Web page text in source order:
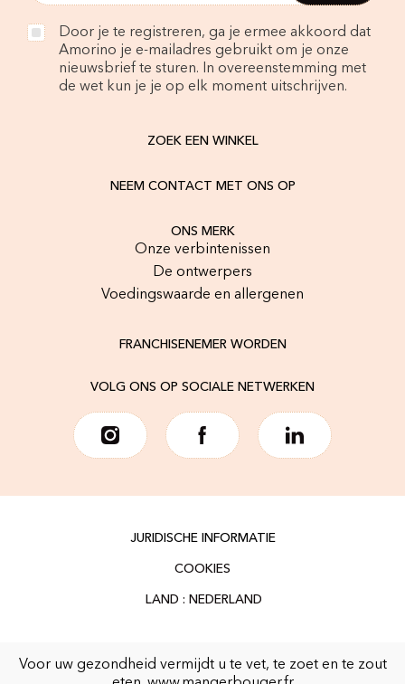
Door je te registreren, ga je ermee akkoord dat
Amorino je e-mailadres gebruikt om je onze
nieuwsbrief te sturen. In overeenstemming met
de wet kun je je op elk moment uitschrijven.
ZOEK EEN WINKEL
NEEM CONTACT MET ONS OP
ONS MERK
Onze verbintenissen
De ontwerpers
Voedingswaarde en allergenen
FRANCHISENEMER WORDEN
VOLG ONS OP SOCIALE NETWERKEN
JURIDISCHE INFORMATIE
COOKIES
Voor uw gezondheid vermijdt u te vet, te zoet en te zout